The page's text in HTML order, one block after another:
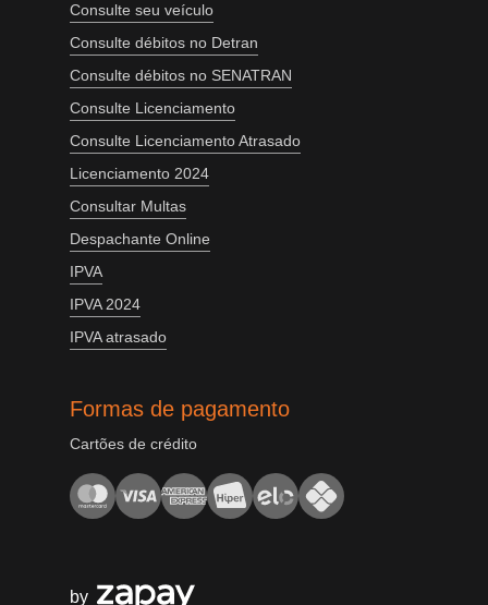
Consulte seu veículo
Consulte débitos no Detran
Consulte débitos no SENATRAN
Consulte Licenciamento
Consulte Licenciamento Atrasado
Licenciamento 2024
Consultar Multas
Despachante Online
IPVA
IPVA 2024
IPVA atrasado
Formas de pagamento
Cartões de crédito
by